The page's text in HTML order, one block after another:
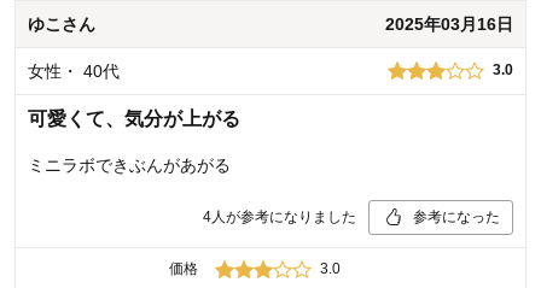
ゆこ さん 2025年03月16日
女性 ・ 40代 3.0
可愛くて、気分が上がる
ミニラボできぶんがあがる
4人が参考になりました 参考になった
価格 3.0